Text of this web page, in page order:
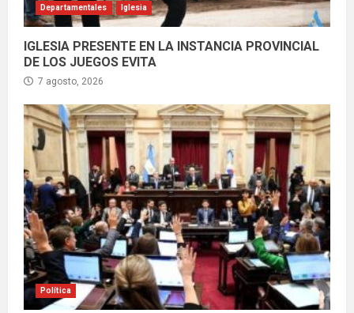
Departamentales Iglesia
IGLESIA PRESENTE EN LA INSTANCIA PROVINCIAL
DE LOS JUEGOS EVITA
7 agosto, 2026
Política